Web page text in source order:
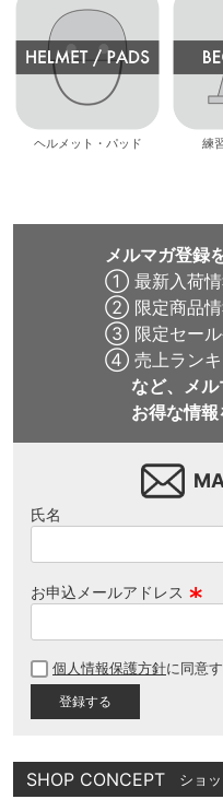
ヘルメット・パッド 練
メルマガ登録
① 最新入荷情
② 限定商品情
③ 限定セール
④ 売上ランキ
など、メ
お得な情報
氏名
お申込メールアドレス
須
個人情報保護方針に同意
SHOP CONCEPT ショ